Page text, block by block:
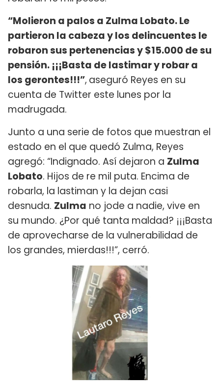
“Molieron a palos a Zulma Lobato. Le
partieron la cabeza y los delincuentes le
robaron sus pertenencias y $15.000 de su
pensión. ¡¡¡Basta de lastimar y robar a
los gerontes!!!”, aseguró Reyes en su
cuenta de Twitter este lunes por la
madrugada.
Junto a una serie de fotos que muestran el
estado en el que quedó Zulma, Reyes
agregó: “Indignado. Así dejaron a Zulma
Lobato. Hijos de re mil puta. Encima de
robarla, la lastiman y la dejan casi
desnuda. Zulma no jode a nadie, vive en
su mundo. ¿Por qué tanta maldad? ¡¡¡Basta
de aprovecharse de la vulnerabilidad de
los grandes, mierdas!!!”, cerró.